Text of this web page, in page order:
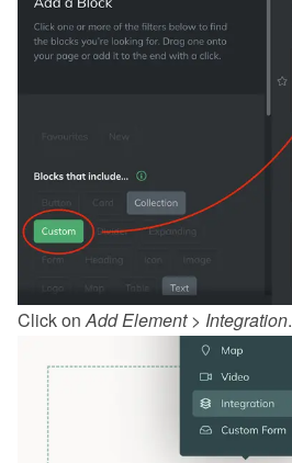
Click on Add Element > Integration.